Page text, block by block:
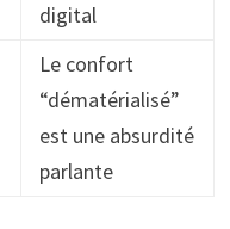
digital
Le confort
“dématérialisé”
est une absurdité
parlante